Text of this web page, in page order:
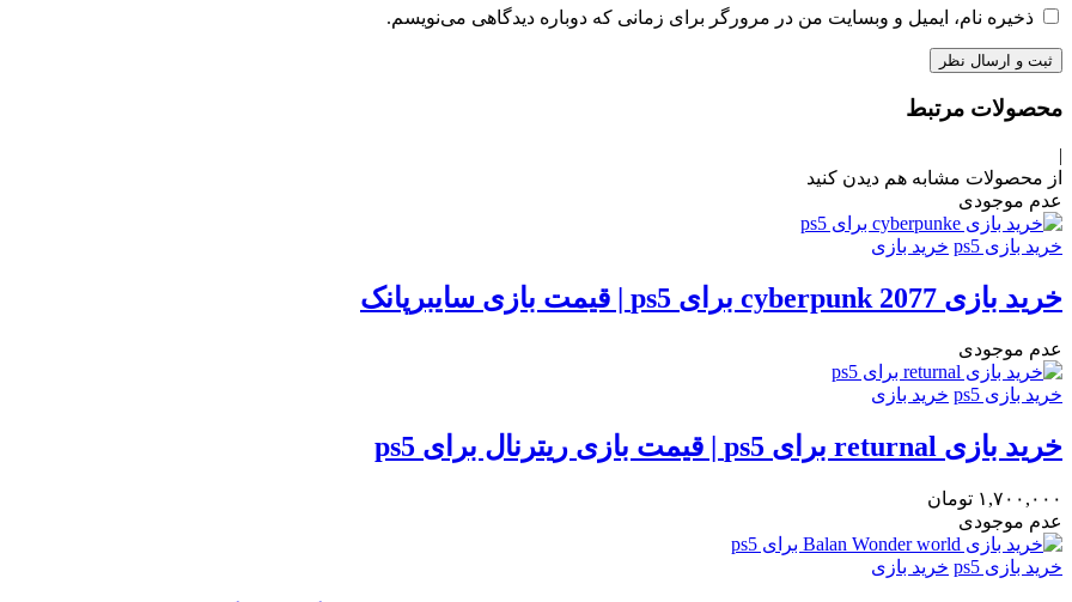
ذخیره نام، ایمیل و وبسایت من در مرورگر برای زمانی که دوباره دیدگاهی می‌نویسم.
محصولات مرتبط
|
از محصولات مشابه هم دیدن کنید
عدم موجودی
خرید بازی ps5 خرید بازی
خرید بازی cyberpunk 2077 برای ps5 | قیمت بازی سایبرپانک
عدم موجودی
خرید بازی ps5 خرید بازی
خرید بازی returnal برای ps5 | قیمت بازی ریترنال برای ps5
۱,۷۰۰,۰۰۰ تومان
عدم موجودی
خرید بازی ps5 خرید بازی